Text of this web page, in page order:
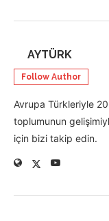
AYTÜRK
Follow Author
Avrupa Türkleriyle
toplumunun
için bizi takip edin.